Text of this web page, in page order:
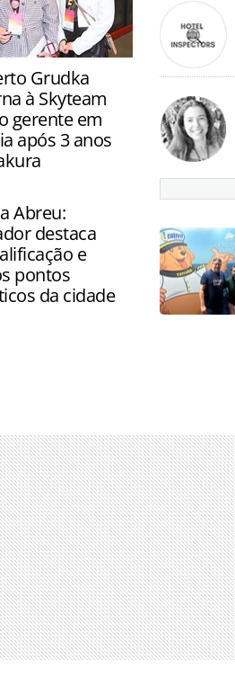
para um dia de
e atualização
Grudka
à Skyteam
gerente em
após 3 anos
Abreu:
destaca
e
pontos
da cidade